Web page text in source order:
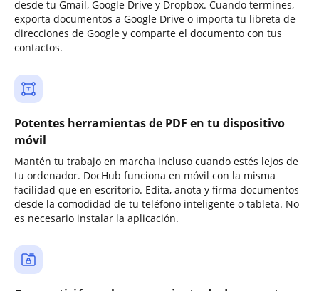
desde tu Gmail, Google Drive y Dropbox. Cuando termines,
exporta documentos a Google Drive o importa tu libreta de
direcciones de Google y comparte el documento con tus
contactos.
Potentes herramientas de PDF en tu dispositivo
móvil
Mantén tu trabajo en marcha incluso cuando estés lejos de
tu ordenador. DocHub funciona en móvil con la misma
facilidad que en escritorio. Edita, anota y firma documentos
desde la comodidad de tu teléfono inteligente o tableta. No
es necesario instalar la aplicación.